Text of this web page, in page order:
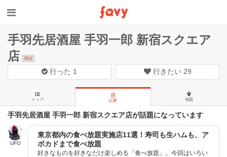
手羽先居酒屋 手羽一郎 新宿スクエア
店
閉店
行った 1 行きたい 29
トップ 記事 地図
手羽先居酒屋 手羽一郎 新宿スクエア店が話題になっています
UFO
東京都内の食べ放題実施店11選！寿司も生ハムも、ア
ボカドまで食べ放題
好きなものを好きなだけ楽しめる「食べ放題」。今回はいろい